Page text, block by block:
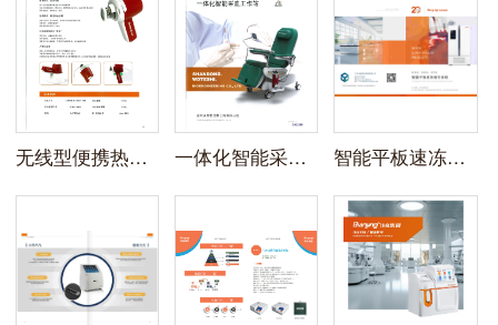
无线型便携热合机 一体化智能采血工作站 智能平板速冻储存系统